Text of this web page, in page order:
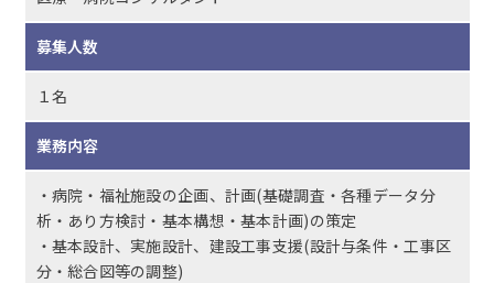
募集人数
１名
業務内容
・病院・福祉施設の企画、計画(基礎調査・各種データ分
析・あり方検討・基本構想・基本計画)の策定
・基本設計、実施設計、建設工事支援(設計与条件・工事区
分・総合図等の調整)